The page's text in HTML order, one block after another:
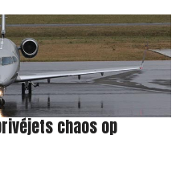
chaos op